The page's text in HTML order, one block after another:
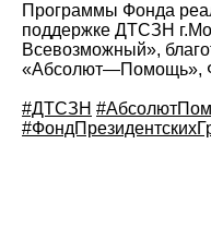
Программы Фонда
поддержке ДТСЗН
Всевозможный»,
«Абсолют—Помощь»,
#ДТСЗН